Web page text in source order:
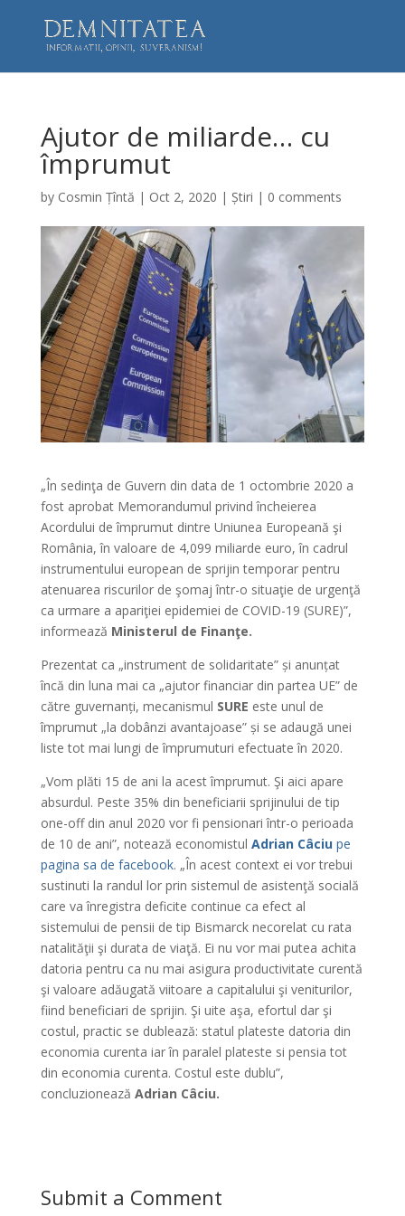
Ajutor de miliarde… cu
împrumut
by Cosmin Țîntă | Oct 2, 2020 | Știri | 0 comments
„În sedinţa de Guvern din data de 1 octombrie 2020 a
fost aprobat Memorandumul privind încheierea
Acordului de împrumut dintre Uniunea Europeană şi
România, în valoare de 4,099 miliarde euro, în cadrul
instrumentului european de sprijin temporar pentru
atenuarea riscurilor de şomaj într-o situaţie de urgenţă
ca urmare a apariţiei epidemiei de COVID-19 (SURE)”,
informează Ministerul de Finanţe.
Prezentat ca „instrument de solidaritate” și anunțat
încă din luna mai ca „ajutor financiar din partea UE” de
către guvernanți, mecanismul SURE este unul de
împrumut „la dobânzi avantajoase” și se adaugă unei
liste tot mai lungi de împrumuturi efectuate în 2020.
„Vom plăti 15 de ani la acest împrumut. Şi aici apare
absurdul. Peste 35% din beneficiarii sprijinului de tip
one-off din anul 2020 vor fi pensionari într-o perioada
de 10 de ani”, notează economistul Adrian Câciupe
pagina sa de facebook. „În acest context ei vor trebui
sustinuti la randul lor prin sistemul de asistenţă socială
care va înregistra deficite continue ca efect al
sistemului de pensii de tip Bismarck necorelat cu rata
natalităţii şi durata de viaţă. Ei nu vor mai putea achita
datoria pentru ca nu mai asigura productivitate curentă
şi valoare adăugată viitoare a capitalului şi veniturilor,
fiind beneficiari de sprijin. Şi uite aşa, efortul dar şi
costul, practic se dublează: statul plateste datoria din
economia curenta iar în paralel plateste si pensia tot
din economia curenta. Costul este dublu”,
concluzionează Adrian Câciu.
Submit a Comment